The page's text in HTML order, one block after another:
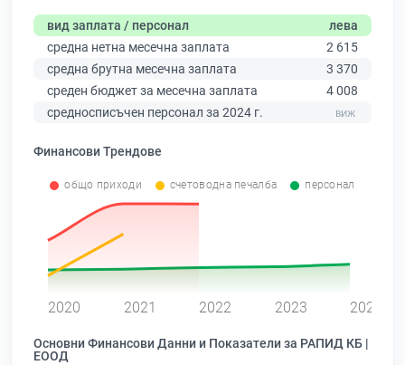
вид заплата / персонал
лева
средна нетна месечна заплата
2 615
средна брутна месечна заплата
3 370
среден бюджет за месечна заплата
4 008
средносписъчен персонал за 2024 г.
Финансови Трендове
общо приходи счетоводна печалба персонал
2020 2021 2022 2023 2024
Основни Финансови Данни и Показатели за РАПИД КБ |
ЕООД